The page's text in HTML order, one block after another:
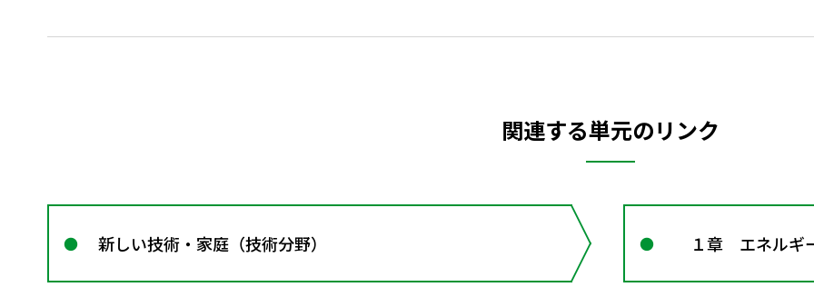
関連する単元のリンク
新しい技術・家庭（技術分野） １章 エネルギ